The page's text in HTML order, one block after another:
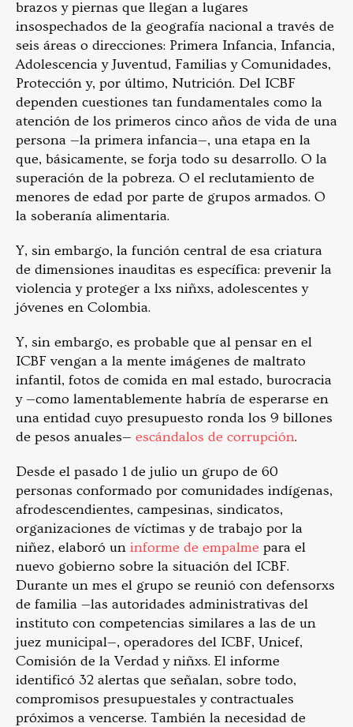
brazos y piernas que llegan a lugares
insospechados de la geografía nacional a través de
seis áreas o direcciones: Primera Infancia, Infancia,
Adolescencia y Juventud, Familias y Comunidades,
Protección y, por último, Nutrición. Del ICBF
dependen cuestiones tan fundamentales como la
atención de los primeros cinco años de vida de una
persona —la primera infancia—, una etapa en la
que, básicamente, se forja todo su desarrollo. O la
superación de la pobreza. O el reclutamiento de
menores de edad por parte de grupos armados. O
la soberanía alimentaria.
Y, sin embargo, la función central de esa criatura
de dimensiones inauditas es específica: prevenir la
violencia y proteger a lxs niñxs, adolescentes y
jóvenes en Colombia.
Y, sin embargo, es probable que al pensar en el
ICBF vengan a la mente imágenes de maltrato
infantil, fotos de comida en mal estado, burocracia
y —como lamentablemente habría de esperarse en
una entidad cuyo presupuesto ronda los 9 billones
de pesos anuales— escándalos de corrupción.
Desde el pasado 1 de julio un grupo de 60
personas conformado por comunidades indígenas,
afrodescendientes, campesinas, sindicatos,
organizaciones de víctimas y de trabajo por la
niñez, elaboró un informe de empalme para el
nuevo gobierno sobre la situación del ICBF.
Durante un mes el grupo se reunió con defensorxs
de familia —las autoridades administrativas del
instituto con competencias similares a las de un
juez municipal—, operadores del ICBF, Unicef,
Comisión de la Verdad y niñxs. El informe
identificó 32 alertas que señalan, sobre todo,
compromisos presupuestales y contractuales
próximos a vencerse. También la necesidad de